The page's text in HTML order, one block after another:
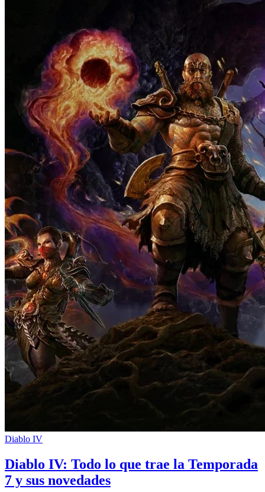
Diablo IV
Diablo IV: Todo lo que trae la Temporada
7 y sus novedades